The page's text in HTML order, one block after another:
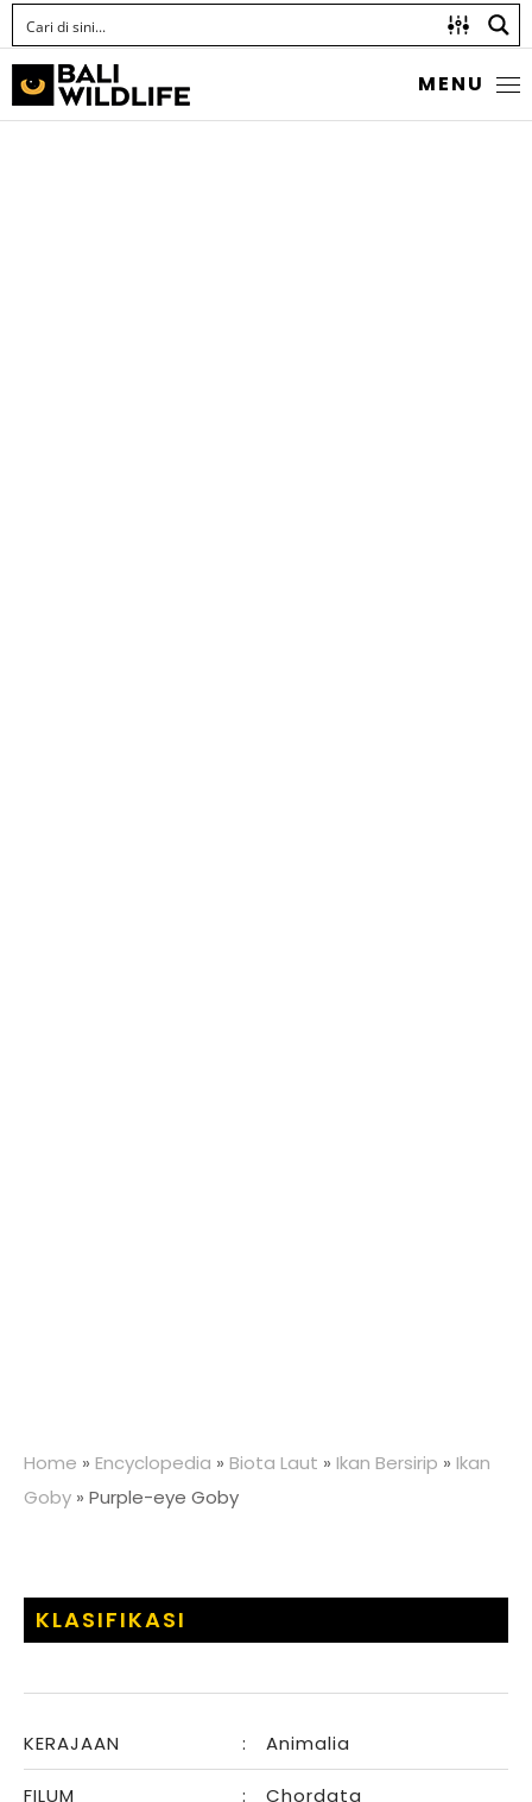
MENU
Home » Encyclopedia » Biota Laut » Ikan Bersirip » Ikan
Goby » Purple-eye Goby
KLASIFIKASI
KERAJAAN : Animalia
FILUM : Chordata